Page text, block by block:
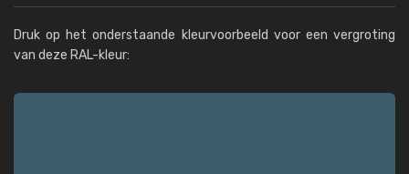
Druk op het onderstaande kleurvoorbeeld voor een vergroting
van deze RAL-kleur: